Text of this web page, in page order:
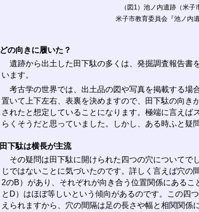
（図1）池ノ内遺跡（米
米子市教育委員会『池ノ内
どの向きに履いた？
遺跡から出土した田下駄の多くは、発掘調査報告書
います。
考古学の世界では、出土品の図や写真を掲載する場
置いて上下左右、表裏を決めますので、田下駄の向き
されたと想定していることになります。極端に言えば
らくそうだと思っていました。しかし、ある時ふと疑
田下駄は横長が主流
その疑問は田下駄に開けられた四つの穴についてで
じではないことに気づいたのです。詳しく言えば穴の
2のB）があり、それぞれが向き合う位置関係にある
とD）はほぼ等しいという傾向があるのです。この四
えられますから、穴の間隔は足の長さや幅と相関関